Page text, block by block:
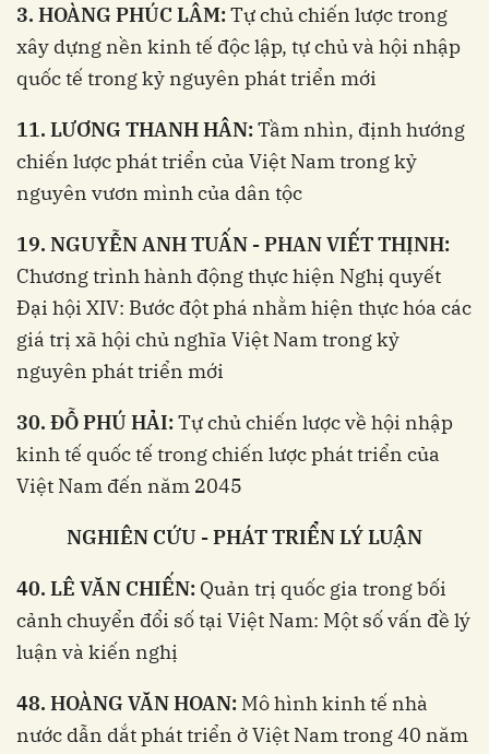
3. HOÀNG PHÚC LÂM:Tự chủ chiến lược trong
xây dựng nền kinh tế độc lập, tự chủ và hội nhập
quốc tế trong kỷ nguyên phát triển mới
11. LƯƠNG THANH HÂN:Tầm nhìn, định hướng
chiến lược phát triển của Việt Nam trong kỷ
nguyên vươn mình của dân tộc
19. NGUYỄN ANH TUẤN - PHAN VIẾT THỊNH:
Chương trình hành động thực hiện Nghị quyết
Đại hội XIV: Bước đột phá nhằm hiện thực hóa các
giá trị xã hội chủ nghĩa Việt Nam trong kỷ
nguyên phát triển mới
30. ĐỖ PHÚ HẢI:Tự chủ chiến lược về hội nhập
kinh tế quốc tế trong chiến lược phát triển của
Việt Nam đến năm 2045
NGHIÊN CỨU - PHÁT TRIỂN LÝ LUẬN
40. LÊ VĂN CHIẾN: Quản trị quốc gia trong bối
cảnh chuyển đổi số tại Việt Nam: Một số vấn đề lý
luận và kiến nghị
48. HOÀNG VĂN HOAN: Mô hình kinh tế nhà
nước dẫn dắt phát triển ở Việt Nam trong 40 năm